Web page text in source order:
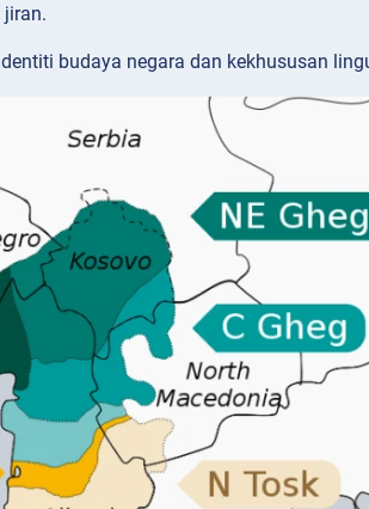
budaya negara dan kekhususan